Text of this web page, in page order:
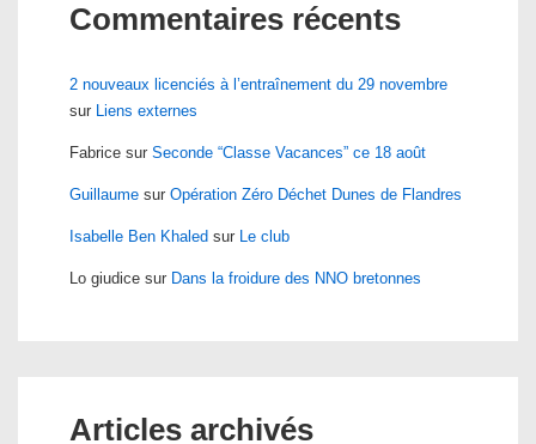
Commentaires récents
2 nouveaux licenciés à l’entraînement du 29 novembre
sur Liens externes
Fabrice sur Seconde “Classe Vacances” ce 18 août
Guillaume sur Opération Zéro Déchet Dunes de Flandres
Isabelle Ben Khaled sur Le club
Lo giudice sur Dans la froidure des NNO bretonnes
Articles archivés